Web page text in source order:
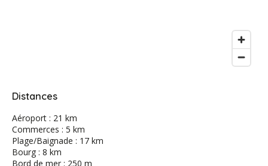
Distances
Aéroport : 21 km
Commerces : 5 km
Plage/Baignade : 17 km
Bourg : 8 km
Bord de mer : 250 m